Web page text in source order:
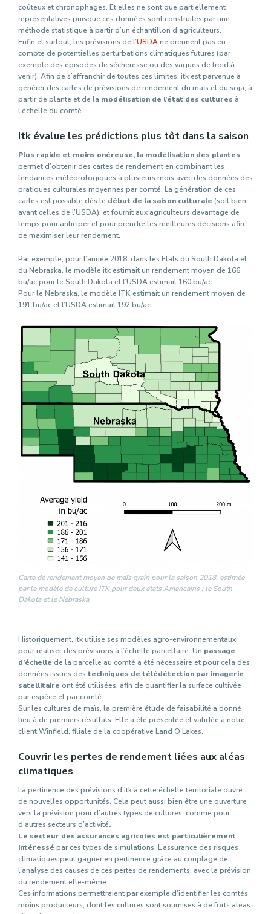
coûteux et chronophages. Et elles ne sont que partiellement
représentatives puisque ces données sont construites par une
méthode statistique à partir d’un échantillon d’agriculteurs.
Enfin et surtout, les prévisions de l’USDAne prennent pas en
compte de potentielles perturbations climatiques futures (par
exemple des épisodes de sécheresse ou des vagues de froid à
venir). Afin de s’affranchir de toutes ces limites, itk est parvenue à
générer des cartes de prévisions de rendement du maïs et du soja, à
partir de plante et de la modélisation de l’état des cultures à
l’échelle du comté.
Itk évalue les prédictions plus tôt dans la saison
Plus rapide et moins onéreuse, la modélisation des plantes
permet d’obtenir des cartes de rendement en combinant les
tendances météorologiques à plusieurs mois avec des données des
pratiques culturales moyennes par comté. La génération de ces
cartes est possible dès le début de la saison culturale (soit bien
avant celles de l’USDA), et fournit aux agriculteurs davantage de
temps pour anticiper et pour prendre les meilleures décisions afin
de maximiser leur rendement.
Par exemple, pour l’année 2018, dans les Etats du South Dakota et
du Nebraska, le modèle itk estimait un rendement moyen de 166
bu/ac pour le South Dakota et l’USDA estimait 160 bu/ac.
Pour le Nebraska, le modèle ITK estimait un rendement moyen de
191 bu/ac et l’USDA estimait 192 bu/ac.
Carte de rendement moyen de maïs grain pour la saison 2018, estimée
par le modèle de culture ITK pour deux états Américains : le South
Dakota et le Nebraska.
Historiquement, itk utilise ses modèles agro-environnementaux
pour réaliser des prévisions à l’échelle parcellaire. Un passage
d’échelle de la parcelle au comté a été nécessaire et pour cela des
données issues des techniques de télédétection par imagerie
satellitaire ont été utilisées, afin de quantifier la surface cultivée
par espèce et par comté.
Sur les cultures de maïs, la première étude de faisabilité a donné
lieu à de premiers résultats. Elle a été présentée et validée à notre
client Winfield, filiale de la coopérative Land O’Lakes.
Couvrir les pertes de rendement liées aux aléas
climatiques
La pertinence des prévisions d’itk à cette échelle territoriale ouvre
de nouvelles opportunités. Cela peut aussi bien être une ouverture
vers la prévision pour d’autres types de cultures, comme pour
d’autres secteurs d’activité.
Le secteur des assurances agricoles est particulièrement
intéressé par ces types de simulations. L’assurance des risques
climatiques peut gagner en pertinence grâce au couplage de
l’analyse des causes de ces pertes de rendements, avec la prévision
du rendement elle-même.
Ces informations permettraient par exemple d’identifier les comtés
moins producteurs, dont les cultures sont soumises à de forts aléas